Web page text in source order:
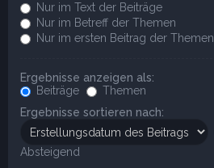
Nur im Text der Beiträge
Nur im Betreff der Themen
Nur im ersten Beitrag der Themen
Ergebnisse anzeigen als:
Beiträge
Themen
Ergebnisse sortieren nach:
Absteigend